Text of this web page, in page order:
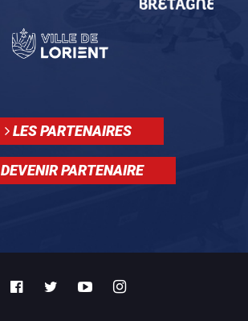
LES PARTENAIRES
DEVENIR PARTENAIRE